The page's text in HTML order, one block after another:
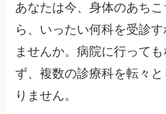
あなたは今、身体のあち
ら、いったい何科を受診
ませんか。病院に行って
ず、複数の診療科を転々
りません。